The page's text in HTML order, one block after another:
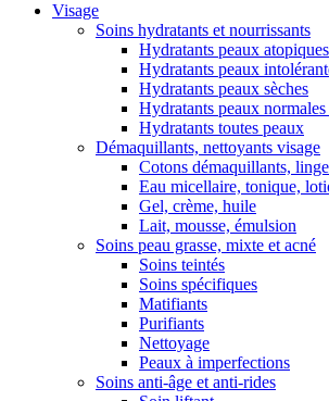
Visage
Soins hydratants et nourrissants
Hydratants peaux atopiques
Hydratants peaux
Hydratants peaux sèches
Hydratants peaux
Hydratants toutes peaux
Démaquillants, nettoyants visage
Cotons démaquillants,
Eau micellaire, tonique,
Gel, crème, huile
Lait, mousse, émulsion
Soins peau grasse, mixte et acné
Soins teintés
Soins spécifiques
Matifiants
Purifiants
Nettoyage
Peaux à imperfections
Soins anti-âge et anti-rides